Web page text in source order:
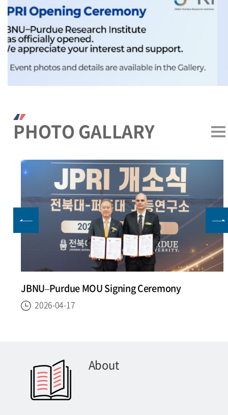
PHOTO GALLARY
JBNU–Purdue MOU Signing Ceremony
2026-04-17
About